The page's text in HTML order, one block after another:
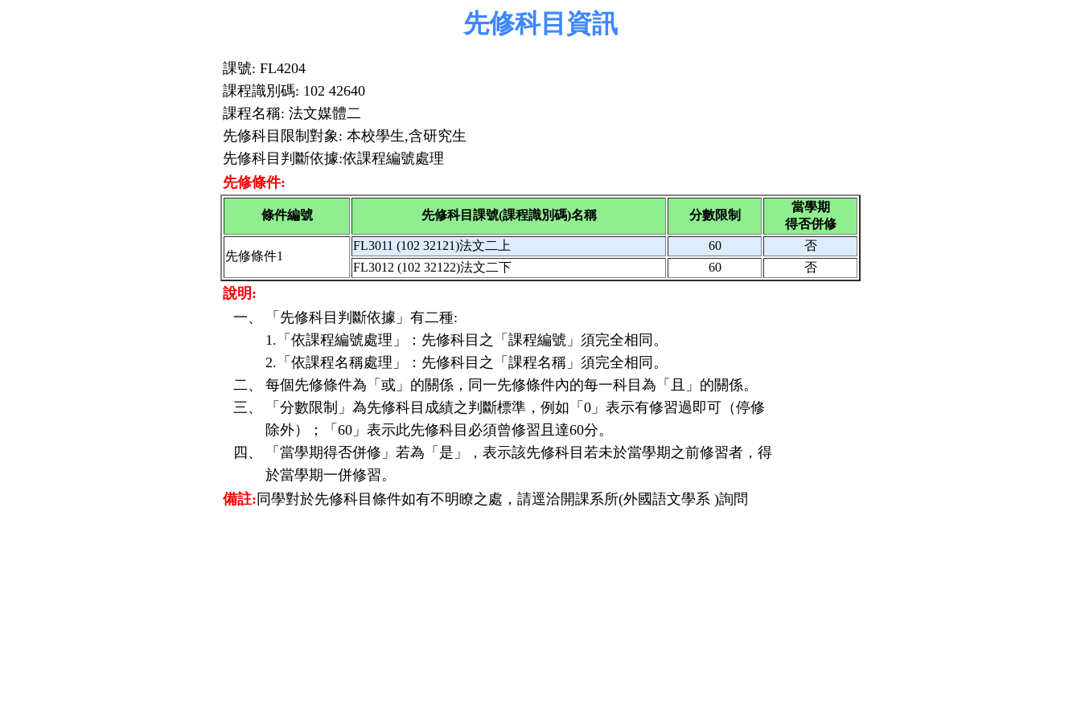
先修科目資訊
課號: FL4204
課程識別碼: 102 42640
課程名稱: 法文媒體二
先修科目限制對象: 本校學生,含研究生
先修科目判斷依據:依課程編號處理
先修條件:
條件編號 先修科目課號(課程識別碼)名稱 分數限制
當學期
得否併修
先修條件1
FL3011 (102 32121)法文二上 60
否
FL3012 (102 32122)法文二下
60 否
說明:
一、
「先修科目判斷依據」有二種:
1.「依課程編號處理」：先修科目之「課程編號」須完全相同。
2.「依課程名稱處理」：先修科目之「課程名稱」須完全相同。
二、
每個先修條件為「或」的關係，同一先修條件內的每一科目為「且」的關係。
三、
「分數限制」為先修科目成績之判斷標準，例如「0」表示有修習過即可（停修
除外）；「60」表示此先修科目必須曾修習且達60分。
四、
「當學期得否併修」若為「是」，表示該先修科目若未於當學期之前修習者，得
於當學期一併修習。
備註: 同學對於先修科目條件如有不明瞭之處，請逕洽開課系所(外國語文學系 )詢問